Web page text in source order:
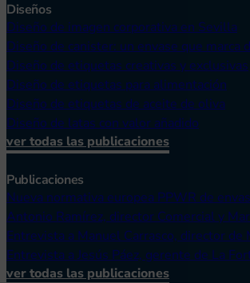
Diseños
Diseño de imagen corporativa en Sevilla
Diseño de canister: un envase que marca
Diseño de etiquetas creativas y exclusivas
Diseño de etiquetas para alimentación
Diseño de etiquetas de aceite de oliva
Diseño de latas con valor añadido
ver todas las publicaciones
Publicaciones
Nueva normativa europea PPWR de
Antonio Ramírez, director Comercial y
Entrevista a Manuel Carrasco, director de
Entrevista a Jesús Páez, gerente de La
ver todas las publicaciones